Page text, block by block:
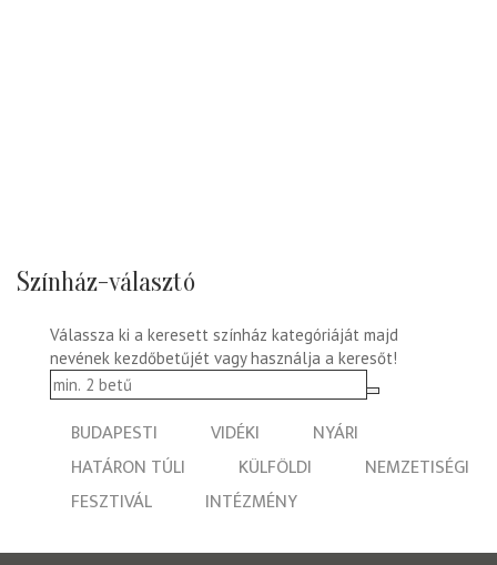
Színház-választó
Válassza ki a keresett színház kategóriáját majd
nevének kezdőbetűjét vagy használja a keresőt!
BUDAPESTI VIDÉKI
NYÁRI
HATÁRON TÚLI
KÜLFÖLDI
NEMZETISÉGI
FESZTIVÁL
INTÉZMÉNY